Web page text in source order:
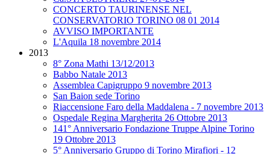
CONCERTO TAURINENSE NEL
CONSERVATORIO TORINO 08 01 2014
AVVISO IMPORTANTE
L'Aquila 18 novembre 2014
2013
8° Zona Mathi 13/12/2013
Babbo Natale 2013
Assemblea Capigruppo 9 novembre 2013
San Baion sede Torino
Riaccensione Faro della Maddalena - 7 novembre 2013
Ospedale Regina Margherita 26 Ottobre 2013
141° Anniversario Fondazione Truppe Alpine Torino
19 Ottobre 2013
5° Anniversario Gruppo di Torino Mirafiori - 12